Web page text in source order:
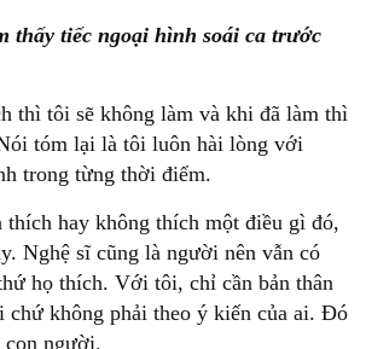
thấy tiếc ngoại hình soái ca trước
thì tôi sẽ không làm và khi đã làm thì
tóm lại là tôi luôn hài lòng với
trong từng thời điểm.
thích hay không thích một điều gì đó,
Nghệ sĩ cũng là người nên vẫn có
họ thích. Với tôi, chỉ cần bản thân
chứ không phải theo ý kiến của ai. Đó
con người.